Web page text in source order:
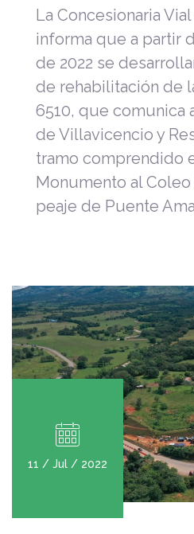
La Concesionaria
informa que a partir
de 2022 se
de rehabilitación de
6510, que comunica
de Villavicencio y
tramo comprendido
Monumento al Coleo
peaje de Puente
11 / Jul / 2022